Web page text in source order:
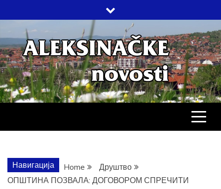
to
content
НОВОСТИ
ДРУШТВО, КУЛТУРА, ЕКОНОМИЈА,
СПОРТ, ПОСЛОВНИ ИМЕНИК,
Навигација Home
Друштво
ОПШТИНА ПОЗВАЛА: ДОГОВОРОМ СПРЕЧИТИ